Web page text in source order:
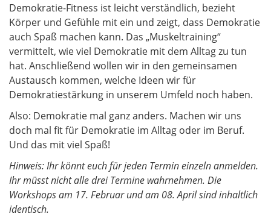
Demokratie-Fitness ist leicht verständlich, bezieht
Körper und Gefühle mit ein und zeigt, dass Demokratie
auch Spaß machen kann. Das „Muskeltraining“
vermittelt, wie viel Demokratie mit dem Alltag zu tun
hat. Anschließend wollen wir in den gemeinsamen
Austausch kommen, welche Ideen wir für
Demokratiestärkung in unserem Umfeld noch haben.
Also: Demokratie mal ganz anders. Machen wir uns
doch mal fit für Demokratie im Alltag oder im Beruf.
Und das mit viel Spaß!
Hinweis: Ihr könnt euch für jeden Termin einzeln anmelden.
Ihr müsst nicht alle drei Termine wahrnehmen. Die
Workshops am 17. Februar und am 08. April sind inhaltlich
identisch.